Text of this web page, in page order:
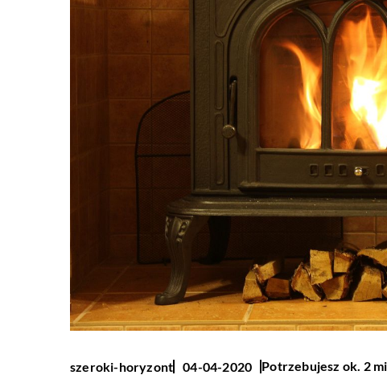
szeroki-horyzont 04-04-2020 Potrzebujesz ok. 2